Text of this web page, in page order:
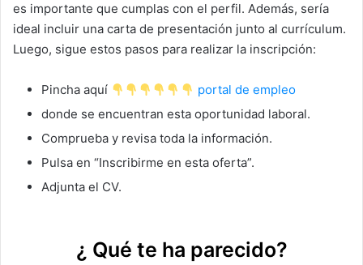
es importante que cumplas con el perfil. Además, sería
ideal incluir una carta de presentación junto al currículum.
Luego, sigue estos pasos para realizar la inscripción:
Pincha aquí
portal de empleo
donde se encuentran esta oportunidad laboral.
Comprueba y revisa toda la información.
Pulsa en “Inscribirme en esta oferta”.
Adjunta el CV.
¿ Qué te ha parecido?